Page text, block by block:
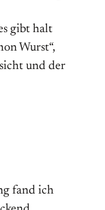
gibt halt
Wurst“,
und der
fand ich